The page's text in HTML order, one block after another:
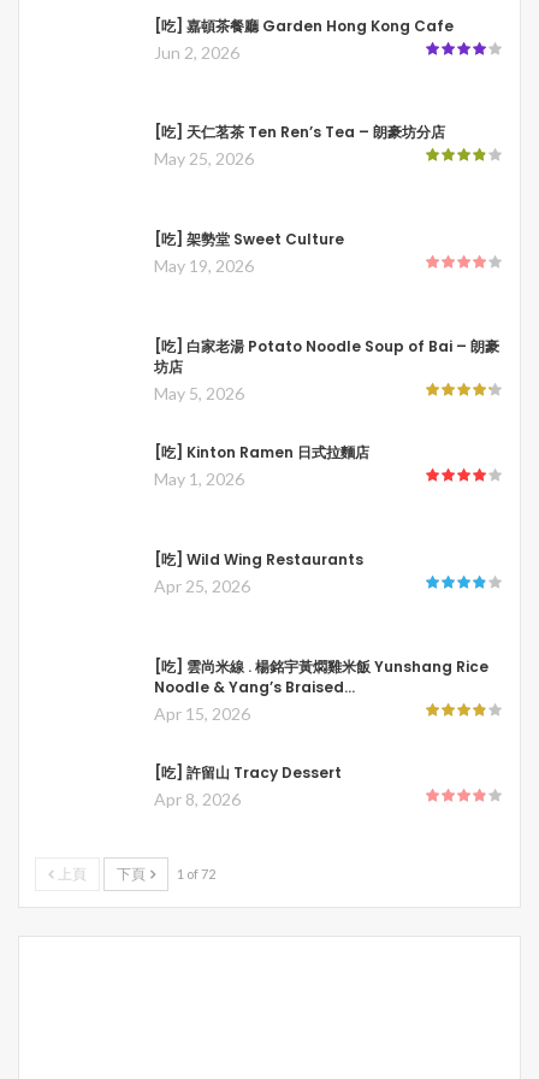
[吃] 嘉頓茶餐廳 Garden Hong Kong Cafe
Jun 2, 2026
[吃] 天仁茗茶 Ten Ren’s Tea – 朗豪坊分店
May 25, 2026
[吃] 架勢堂 Sweet Culture
May 19, 2026
[吃] 白家老湯 Potato Noodle Soup of Bai – 朗豪
坊店
May 5, 2026
[吃] Kinton Ramen 日式拉麵店
May 1, 2026
[吃] Wild Wing Restaurants
Apr 25, 2026
[吃] 雲尚米線 . 楊銘宇黃燜雞米飯 Yunshang Rice
Noodle & Yang’s Braised…
Apr 15, 2026
[吃] 許留山 Tracy Dessert
Apr 8, 2026
上頁 下頁 1 of 72